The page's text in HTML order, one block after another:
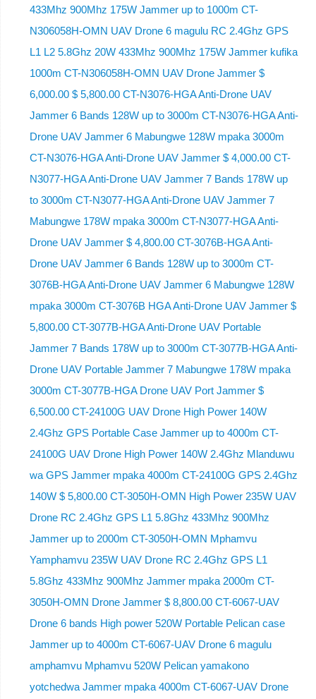
433Mhz 900Mhz 175W Jammer up to 1000m CT-
N306058H-OMN UAV Drone 6 magulu RC 2.4Ghz GPS
L1 L2 5.8Ghz 20W 433Mhz 900Mhz 175W Jammer kufika
1000m CT-N306058H-OMN UAV Drone Jammer $
6,000.00 $ 5,800.00 CT-N3076-HGA Anti-Drone UAV
Jammer 6 Bands 128W up to 3000m CT-N3076-HGA ​​Anti-
Drone UAV Jammer 6 Mabungwe 128W mpaka 3000m
CT-N3076-HGA ​​Anti-Drone UAV Jammer $ 4,000.00 CT-
N3077-HGA Anti-Drone UAV Jammer 7 Bands 178W up
to 3000m CT-N3077-HGA Anti-Drone UAV Jammer 7
Mabungwe 178W mpaka 3000m CT-N3077-HGA Anti-
Drone UAV Jammer $ 4,800.00 CT-3076B-HGA Anti-
Drone UAV Jammer 6 Bands 128W up to 3000m CT-
3076B-HGA Anti-Drone UAV Jammer 6 Mabungwe 128W
mpaka 3000m CT-3076B HGA Anti-Drone UAV Jammer $
5,800.00 CT-3077B-HGA Anti-Drone UAV Portable
Jammer 7 Bands 178W up to 3000m CT-3077B-HGA Anti-
Drone UAV Portable Jammer 7 Mabungwe 178W mpaka
3000m CT-3077B-HGA Drone UAV Port Jammer $
6,500.00 CT-24100G UAV Drone High Power 140W
2.4Ghz GPS Portable Case Jammer up to 4000m CT-
24100G UAV Drone High Power 140W 2.4Ghz Mlanduwu
wa GPS Jammer mpaka 4000m CT-24100G GPS 2.4Ghz
140W $ 5,800.00 CT-3050H-OMN High Power 235W UAV
Drone RC 2.4Ghz GPS L1 5.8Ghz 433Mhz 900Mhz
Jammer up to 2000m CT-3050H-OMN Mphamvu
Yamphamvu 235W UAV Drone RC 2.4Ghz GPS L1
5.8Ghz 433Mhz 900Mhz Jammer mpaka 2000m CT-
3050H-OMN Drone Jammer $ 8,800.00 CT-6067-UAV
Drone 6 bands High power 520W Portable Pelican case
Jammer up to 4000m CT-6067-UAV Drone 6 magulu
amphamvu Mphamvu 520W Pelican yamakono
yotchedwa Jammer mpaka 4000m CT-6067-UAV Drone